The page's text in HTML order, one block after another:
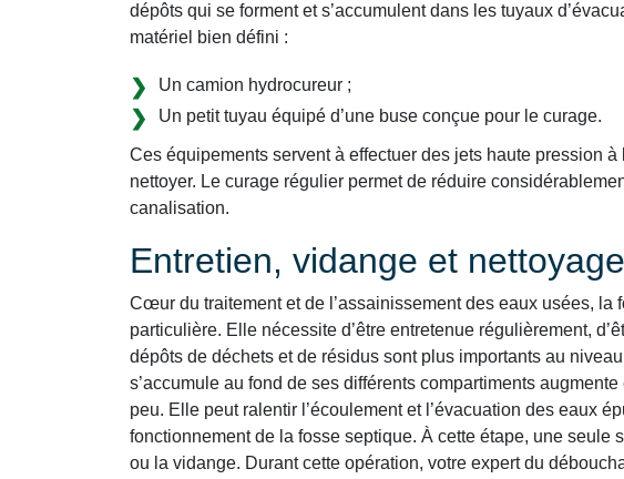
dépôts qui se forment et s’accumulent dans les tuyaux
matériel bien défini :
Un camion hydrocureur ;
Un petit tuyau équipé d’une buse conçue pour le curage.
Ces équipements servent à effectuer des jets haute pression à
nettoyer. Le curage régulier permet de réduire
canalisation.
Entretien, vidange et
Cœur du traitement et de l’assainissement des eaux usées, la
particulière. Elle nécessite d’être entretenue régulièrement,
dépôts de déchets et de résidus sont plus importants au
s’accumule au fond de ses différents compartiments
peu. Elle peut ralentir l’écoulement et l’évacuation des eaux
fonctionnement de la fosse septique. À cette étape, une seule
ou la vidange. Durant cette opération, votre expert du